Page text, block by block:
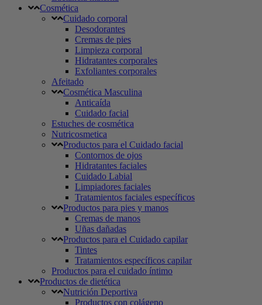
Cosmética
Cuidado corporal
Desodorantes
Cremas de pies
Limpieza corporal
Hidratantes corporales
Exfoliantes corporales
Afeitado
Cosmética Masculina
Anticaída
Cuidado facial
Estuches de cosmética
Nutricosmetica
Productos para el Cuidado facial
Contornos de ojos
Hidratantes faciales
Cuidado Labial
Limpiadores faciales
Tratamientos faciales específicos
Productos para pies y manos
Cremas de manos
Uñas dañadas
Productos para el Cuidado capilar
Tintes
Tratamientos específicos capilar
Productos para el cuidado íntimo
Productos de dietética
Nutrición Deportiva
Productos con colágeno